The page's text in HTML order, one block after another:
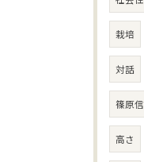
栽培
対話
篠原信
高さ